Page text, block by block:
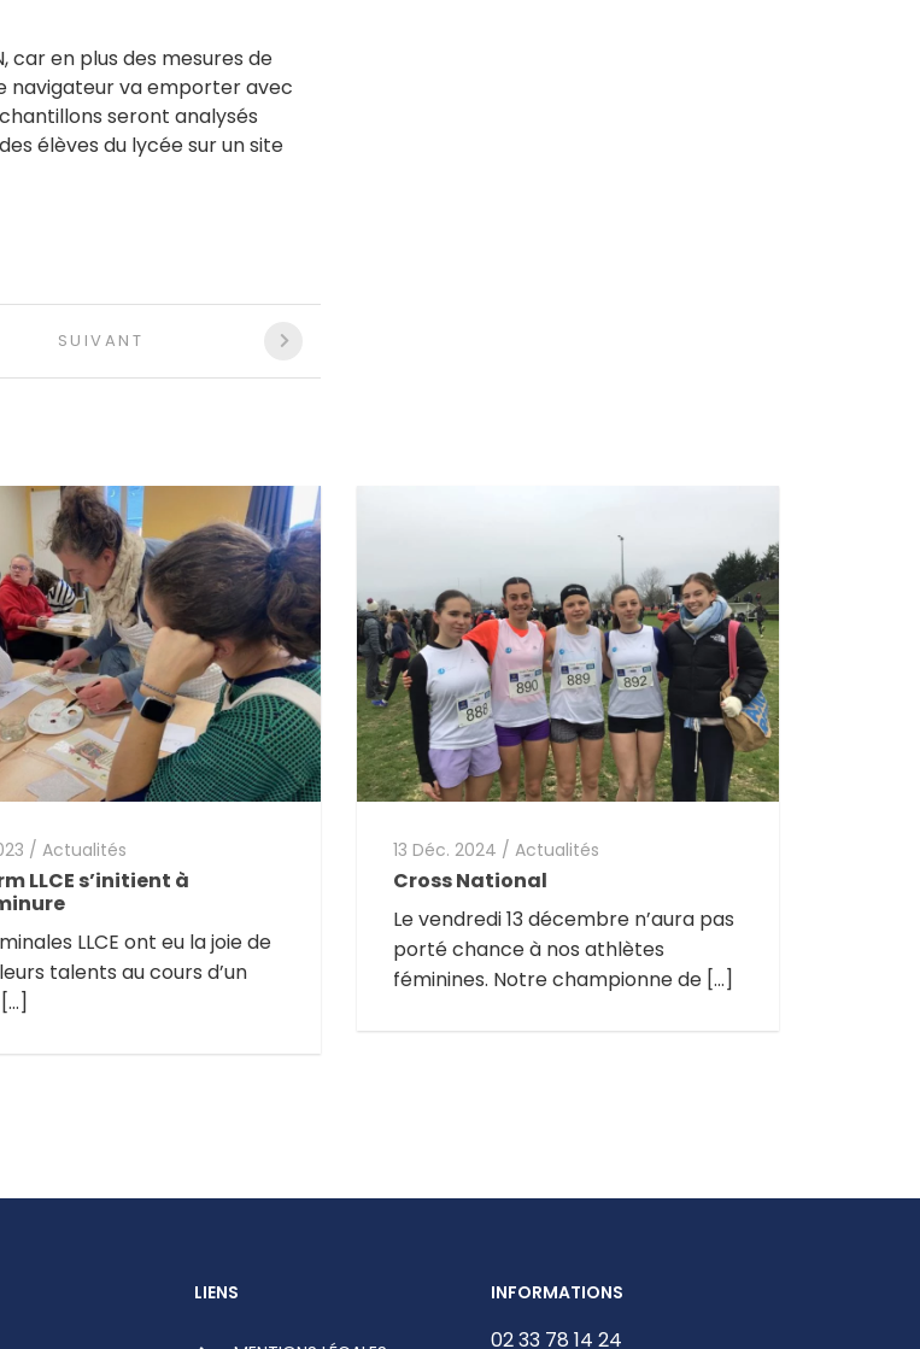
car en plus des mesures de
navigateur va emporter avec
seront analysés
élèves du lycée sur un site
SUIVANT
/ Actualités
LLCE s’initient à
LLCE ont eu la joie de
talents au cours d’un
13 Déc. 2024 / Actualités
Cross National
Le vendredi 13 décembre n’aura pas
porté chance à nos athlètes
féminines. Notre championne de […]
LIENS INFORMATIONS
02 33 78 14 24